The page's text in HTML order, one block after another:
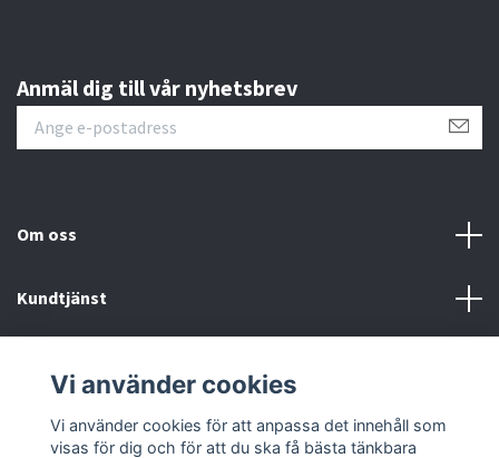
Anmäl dig till vår nyhetsbrev
Om oss
Kundtjänst
Sociala medier
Vi använder cookies
Vi använder cookies för att anpassa det innehåll som
visas för dig och för att du ska få bästa tänkbara